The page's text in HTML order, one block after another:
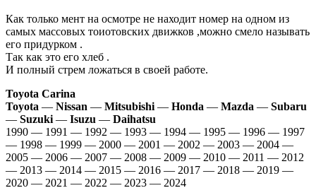
Как только мент на осмотре не находит номер на одном из
самых массовых тоиотовских движков ,можно смело называть
его придурком .
Так как это его хлеб .
И полный стрем ложаться в своей работе.
Toyota Carina
Toyota — Nissan — Mitsubishi — Honda — Mazda — Subaru
— Suzuki — Isuzu — Daihatsu
1990 — 1991 — 1992 — 1993 — 1994 — 1995 — 1996 — 1997
— 1998 — 1999 — 2000 — 2001 — 2002 — 2003 — 2004 —
2005 — 2006 — 2007 — 2008 — 2009 — 2010 — 2011 — 2012
— 2013 — 2014 — 2015 — 2016 — 2017 — 2018 — 2019 —
2020 — 2021 — 2022 — 2023 — 2024